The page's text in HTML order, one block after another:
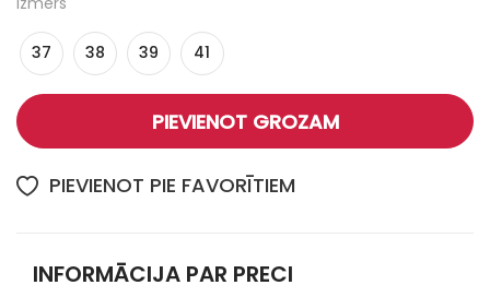
37 38 39 41
PIEVIENOT GROZAM
PIEVIENOT PIE FAVORĪTIEM
INFORMĀCIJA PAR PRECI